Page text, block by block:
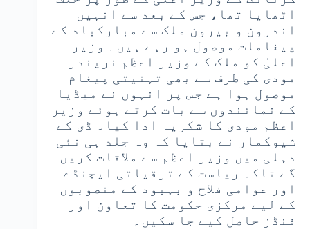
اٹھایا تھا، جس کے بعد سے انہیں
اندرون و بیرون ملک سے مبارکباد کے
پیغامات موصول ہو رہے ہیں۔ وزیر
اعلیٰ کو ملک کے وزیر اعظم نریندر
مودی کی طرف سے بھی تہنیتی پیغام
موصول ہوا ہے جس پر انہوں نے میڈیا
کے نمائندوں سے بات کرتے ہوئے وزیر
اعظم مودی کا شکریہ ادا کیا۔ ڈی کے
شیوکمار نے بتایا کہ وہ جلد ہی نئی
دہلی میں وزیر اعظم سے ملاقات کریں
گے تاکہ ریاست کے ترقیاتی ایجنڈے
اور عوامی فلاح و بہبود کے منصوبوں
کے لیے مرکزی حکومت کا تعاون اور
فنڈز حاصل کیے جا سکیں۔